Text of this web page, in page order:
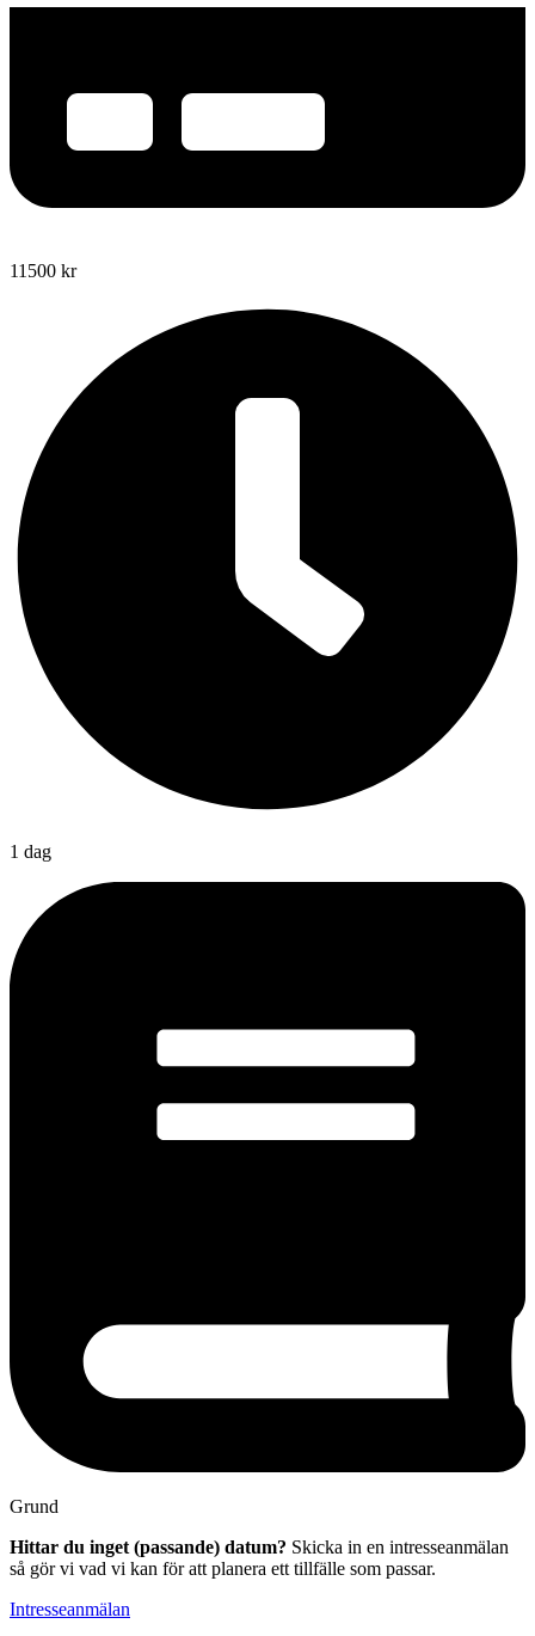
11500 kr
1 dag
Grund
Hittar du inget (passande) datum? Skicka in en intresseanmälan
så gör vi vad vi kan för att planera ett tillfälle som passar.
Intresseanmälan